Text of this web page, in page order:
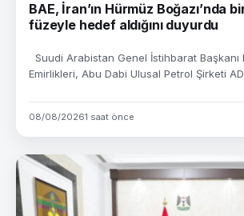
BAE, İran’ın Hürmüz Boğazı’nda
füzeyle hedef aldığını duyurdu
Suudi Arabistan Genel İstihbarat Başkanı
Emirlikleri, Abu Dabi Ulusal Petrol Şirketi
08/08/20261 saat önce